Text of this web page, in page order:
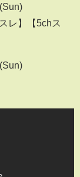
レ】【5chス